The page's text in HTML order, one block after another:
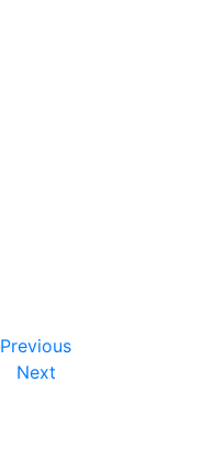
Previous
Next